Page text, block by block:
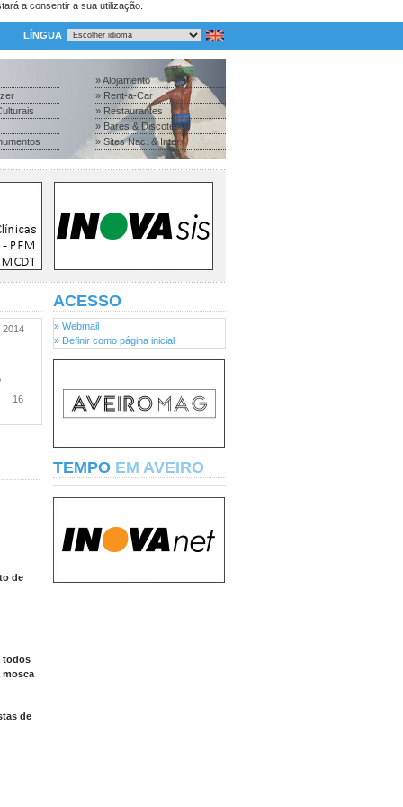
a consentir a sua utilização.
LÍNGUA
» Alojamento
» Rent-a-Car
» Restaurantes
» Bares & Discotecas
» Sites Nac. & Inter.
2014
16
de
todos
mosca
de
ACESSO
» Webmail
» Definir como página inicial
TEMPO EM AVEIRO